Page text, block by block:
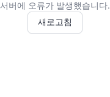
서버에 오류가 발생했습니다.
새로고침